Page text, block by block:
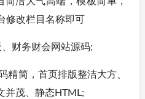
修改栏目名称即可
财务财会网站源码;
精简，首页排版整洁大方、
并茂、静态HTML;